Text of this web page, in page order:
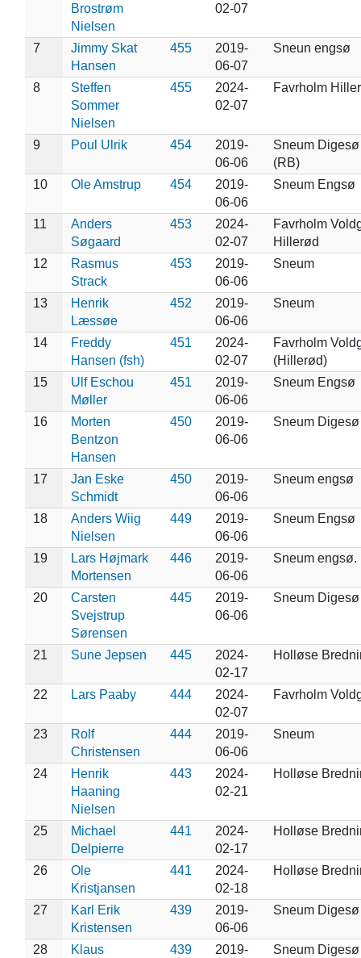
Brostrøm
Nielsen
02-07
7
Jimmy Skat
Hansen
455
2019-
06-07
Sneun engsø
8
Steffen
Sommer
Nielsen
455
2024-
02-07
Favrholm
9 Poul Ulrik 454
2019-
06-06
Sneum Digesø
(RB)
10
Ole Amstrup 454
2019-
06-06
Sneum Engsø
11
Anders
Søgaard
453
2024-
02-07
Favrholm
Hillerød
12
Rasmus
Strack
453
2019-
06-06
Sneum
13
Henrik
Læssøe
452
2019-
06-06
Sneum
14
Freddy
Hansen (fsh)
451
2024-
02-07
Favrholm
(Hillerød)
15
Ulf Eschou
Møller
451
2019-
06-06
Sneum Engsø
16
Morten
Bentzon
Hansen
450
2019-
06-06
Sneum Digesø
17
Jan Eske
Schmidt
450
2019-
06-06
Sneum engsø
18
Anders Wiig
Nielsen
449
2019-
06-06
Sneum Engsø
19
Lars Højmark
Mortensen
446
2019-
06-06
Sneum engsø.
20
Carsten
Svejstrup
Sørensen
445
2019-
06-06
Sneum Digesø
21 Sune Jepsen 445
2024-
02-17
Holløse
22 Lars Paaby 444
2024-
02-07
Favrholm
23
Rolf
Christensen
444
2019-
06-06
Sneum
24
Henrik
Haaning
Nielsen
443
2024-
02-21
Holløse
25
Michael
Delpierre
441
2024-
02-17
Holløse
26
Ole
Kristjansen
441
2024-
02-18
Holløse
27
Karl Erik
Kristensen
439
2019-
06-06
Sneum Digesø
28
Klaus
439
2019-
Sneum Digesø